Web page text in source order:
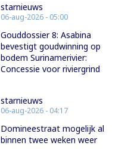
starnieuws
06-aug-2026 - 05:00
Gouddossier 8: Asabina
bevestigt goudwinning op
bodem Surinamerivier:
Concessie voor riviergrind
starnieuws
06-aug-2026 - 04:17
Domineestraat mogelijk al
binnen twee weken weer